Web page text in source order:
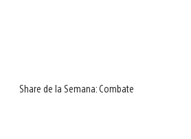
Share de la Semana: Combate